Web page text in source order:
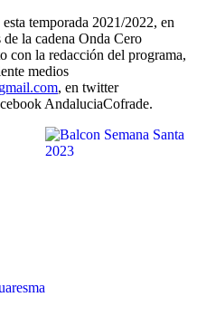
temporada 2021/2022, en
la cadena Onda Cero
con la redacción del programa,
medios
, en twitter
AndaluciaCofrade.